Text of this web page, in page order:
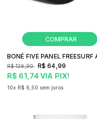
R$ 61,74VIA PIX!
R$ 129,90 R$ 64,99
10x R$ 6,50 sem juros